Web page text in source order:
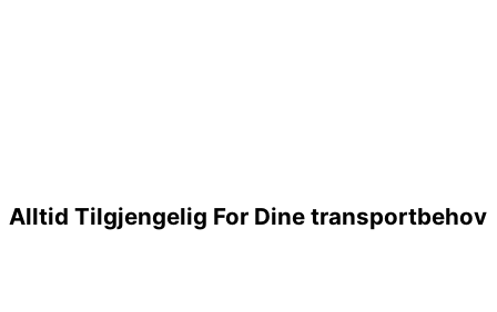
Alltid Tilgjengelig For Dine transportbehov